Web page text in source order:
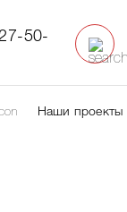
50-
Наши проекты